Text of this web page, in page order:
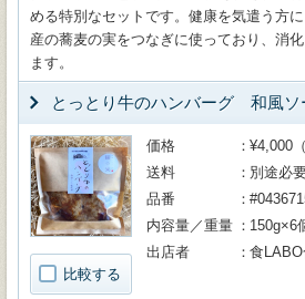
める特別なセットです。健康を気遣う方
産の蕎麦の実をつなぎに使っており、消
ます。
とっとり牛のハンバーグ 和風ソ
比較する
価格
¥4,000
送料
別途必
品番
内容量／重量
150g×6
出店者
食LABO